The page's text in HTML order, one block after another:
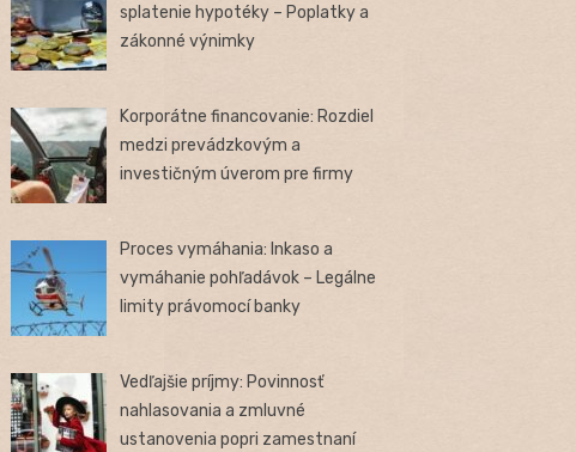
splatenie hypotéky – Poplatky a
zákonné výnimky
Korporátne financovanie: Rozdiel
medzi prevádzkovým a
investičným úverom pre firmy
Proces vymáhania: Inkaso a
vymáhanie pohľadávok – Legálne
limity právomocí banky
Vedľajšie príjmy: Povinnosť
nahlasovania a zmluvné
ustanovenia popri zamestnaní